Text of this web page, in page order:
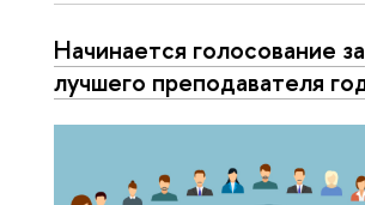
Начинается голосование за
лучшего преподавателя